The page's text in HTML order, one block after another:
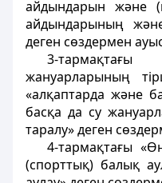
айдындарын және
айдындарының
деген сөздермен
3-
жануарларының
«алқаптарда және
басқа да су
таралу» деген
4-тармақтағы
(спорттық) балық